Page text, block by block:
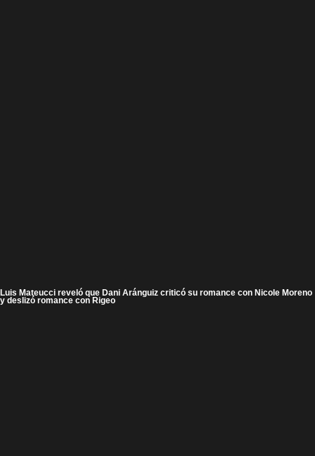
Luis Mateucci reveló que Dani Aránguiz criticó su romance con Nicole Moreno
y deslizó romance con Rigeo